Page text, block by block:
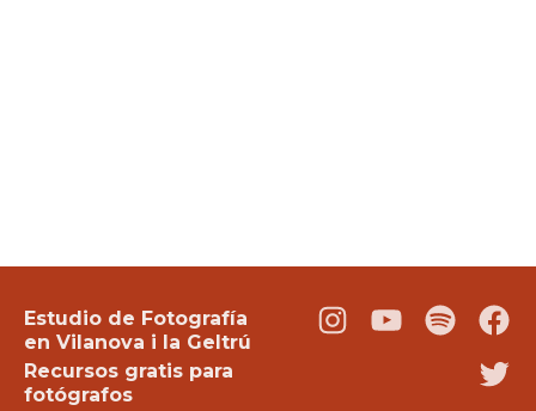
Estudio de Fotografía
en Vilanova i la Geltrú
Recursos gratis para
fotógrafos
Instagram
YoutubePodcast